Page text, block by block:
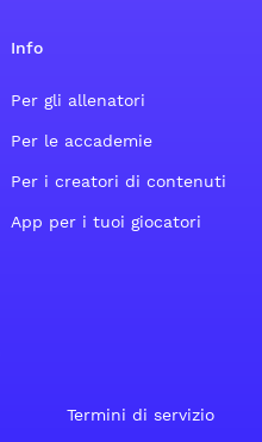
Info
Per gli allenatori
Per le accademie
Per i creatori di contenuti
App per i tuoi giocatori
Termini di servizio